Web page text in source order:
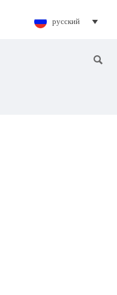
русский 
